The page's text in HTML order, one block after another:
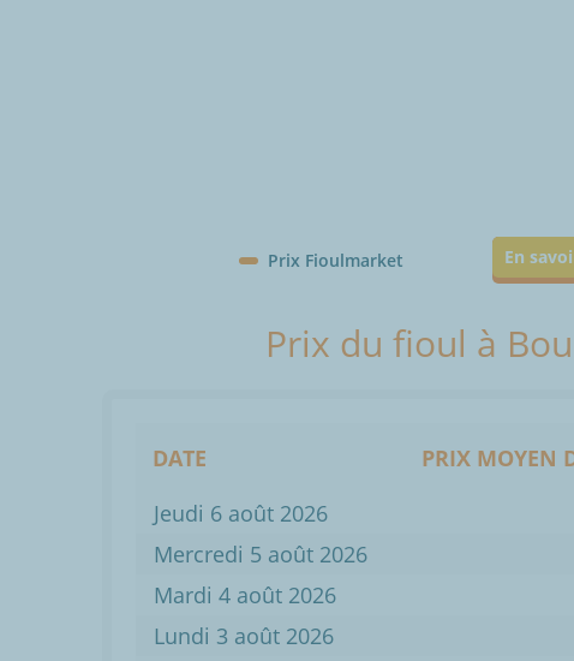
Prix Fioulmarket En
Prix du fioul à
DATE PRIX MOYEN
Jeudi 6 août 2026
Mercredi 5 août 2026
Mardi 4 août 2026
Lundi 3 août 2026